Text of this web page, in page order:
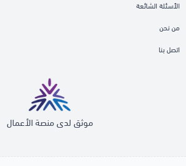
الأسئلة الشائعة
من نحن
اتصل بنا
موثق لدى منصة الأعمال